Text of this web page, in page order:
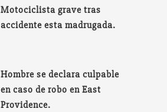
Motociclista grave tras
accidente esta madrugada.
Hombre se declara culpable
en caso de robo en East
Providence.